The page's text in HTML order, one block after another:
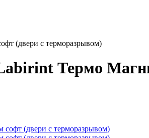
(двери с терморазрывом)
Термо